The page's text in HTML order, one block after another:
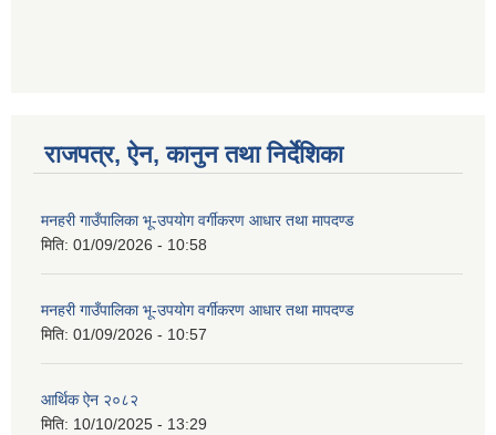
राजपत्र, ऐन, कानुन तथा निर्देशिका
मनहरी गाउँपालिका भू-उपयोग वर्गीकरण आधार तथा मापदण्ड
मिति: 01/09/2026 - 10:58
मनहरी गाउँपालिका भू-उपयोग वर्गीकरण आधार तथा मापदण्ड
मिति: 01/09/2026 - 10:57
आर्थिक ऐन २०८२
मिति: 10/10/2025 - 13:29